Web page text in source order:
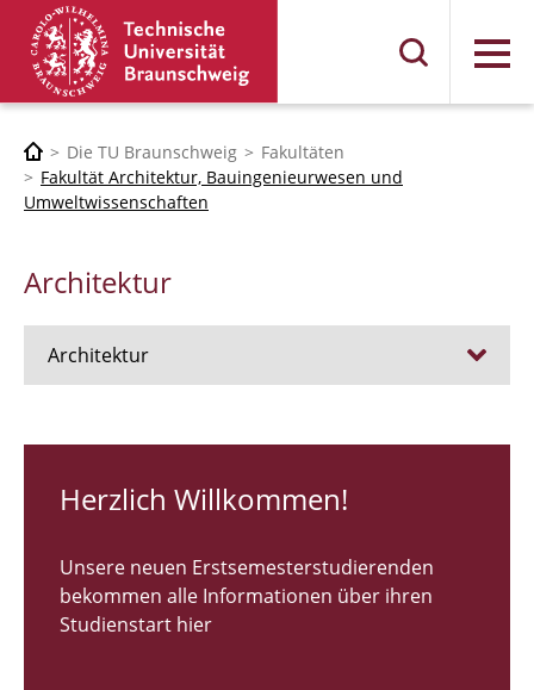
Menü
Die TU Braunschweig
Fakultäten
Fakultät Architektur, Bauingenieurwesen und
Umweltwissenschaften
Architektur
Architektur
RUNDGANG 26
Bachelor Architektur
Herzlich Willkommen!
Unsere neuen Erstsemesterstudierenden
bekommen alle Informationen über ihren
Studienstart hier